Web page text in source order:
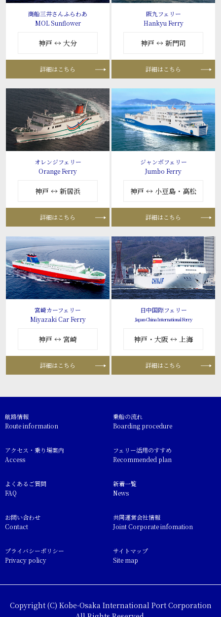
商船三井さんふらわあ
MOL Sunflower
神戸 ↔ 大分
詳細はこちら
阪九フェリー
Hankyu Ferry
神戸 ↔ 新門司
詳細はこちら
オレンジフェリー
Orange Ferry
神戸 ↔ 新居浜
詳細はこちら
ジャンボフェリー
Jumbo Ferry
神戸 ↔ 小豆島・高松
詳細はこちら
宮崎カーフェリー
Miyazaki Car Ferry
神戸 ↔ 宮崎
詳細はこちら
日中国際フェリー
Japan-China International Ferry
神戸・大阪 ↔ 上海
詳細はこちら
航路情報
Route information
乗船の流れ
Boarding procedure
アクセス・乗り場案内
Access
フェリー活用のすすめ
Recommended plan
よくあるご質問
FAQ
新着一覧
News
お問い合わせ
Contact
共同運営会社情報
Joint Corporate infomation
プライバシーポリシー
Privacy policy
サイトマップ
Site map
Copyright (C) Kobe-Osaka International Port Corporation